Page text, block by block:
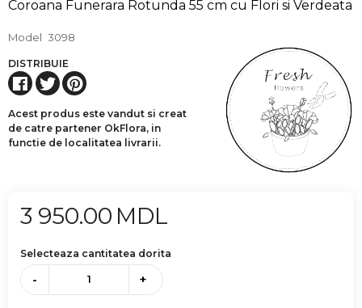
Coroana Funerara Rotunda 55 cm cu Flori si Verdeata
Model 3098
DISTRIBUIE
Acest produs este vandut si creat
de catre partener OkFlora, in
functie de localitatea livrarii.
3 950.00 MDL
Selecteaza cantitatea dorita
- +